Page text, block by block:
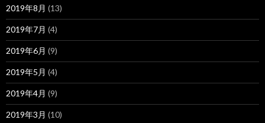
2019年8月 (13)
2019年7月 (4)
2019年6月 (9)
2019年5月 (4)
2019年4月 (9)
2019年3月 (10)